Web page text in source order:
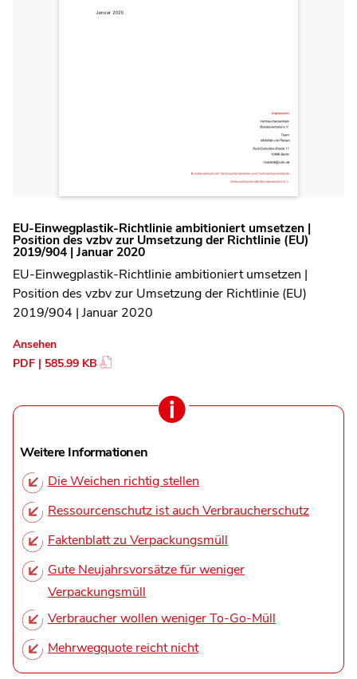
EU-Einwegplastik-Richtlinie ambitioniert umsetzen |
Position des vzbv zur Umsetzung der Richtlinie (EU)
2019/904 | Januar 2020
EU-Einwegplastik-Richtlinie ambitioniert umsetzen |
Position des vzbv zur Umsetzung der Richtlinie (EU)
2019/904 | Januar 2020
Ansehen
PDF | 585.99 KB
Weitere Informationen
Die Weichen richtig stellen
Ressourcenschutz ist auch Verbraucherschutz
Faktenblatt zu Verpackungsmüll
Gute Neujahrsvorsätze für weniger
Verpackungsmüll
Verbraucher wollen weniger To-Go-Müll
Mehrwegquote reicht nicht